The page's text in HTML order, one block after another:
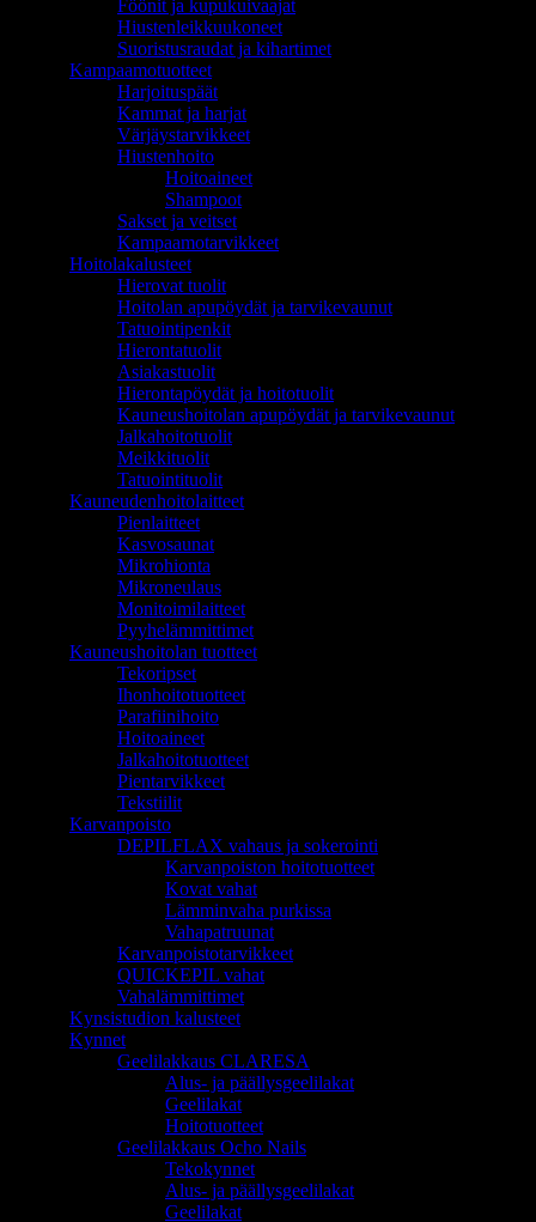
Föönit ja kupukuivaajat
Hiustenleikkuukoneet
Suoristusraudat ja kihartimet
Kampaamotuotteet
Harjoituspäät
Kammat ja harjat
Värjäystarvikkeet
Hiustenhoito
Hoitoaineet
Shampoot
Sakset ja veitset
Kampaamotarvikkeet
Hoitolakalusteet
Hierovat tuolit
Hoitolan apupöydät ja tarvikevaunut
Tatuointipenkit
Hierontatuolit
Asiakastuolit
Hierontapöydät ja hoitotuolit
Kauneushoitolan apupöydät ja tarvikevaunut
Jalkahoitotuolit
Meikkituolit
Tatuointituolit
Kauneudenhoitolaitteet
Pienlaitteet
Kasvosaunat
Mikrohionta
Mikroneulaus
Monitoimilaitteet
Pyyhelämmittimet
Kauneushoitolan tuotteet
Tekoripset
Ihonhoitotuotteet
Parafiinihoito
Hoitoaineet
Jalkahoitotuotteet
Pientarvikkeet
Tekstiilit
Karvanpoisto
DEPILFLAX vahaus ja sokerointi
Karvanpoiston hoitotuotteet
Kovat vahat
Lämminvaha purkissa
Vahapatruunat
Karvanpoistotarvikkeet
QUICKEPIL vahat
Vahalämmittimet
Kynsistudion kalusteet
Kynnet
Geelilakkaus CLARESA
Alus- ja päällysgeelilakat
Geelilakat
Hoitotuotteet
Geelilakkaus Ocho Nails
Tekokynnet
Alus- ja päällysgeelilakat
Geelilakat